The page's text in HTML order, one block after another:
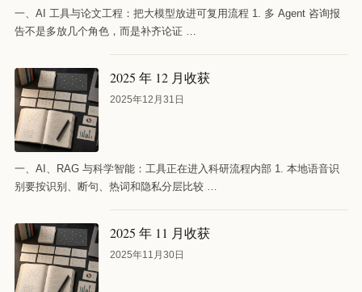
一、AI 工具与论文工程：把大模型放进可复用流程 1. 多 Agent 咨询报
告不是多放几个角色，而是补齐论证 …
2025 年 12 月收获
2025年12月31日
一、AI、RAG 与科学智能：工具正在进入科研流程内部 1. 本地语音识
别要按识别、断句、热词和隐私分层比较 …
2025 年 11 月收获
2025年11月30日